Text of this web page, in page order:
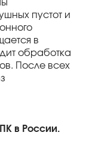
пустот и
в
обработка
После всех
в России.